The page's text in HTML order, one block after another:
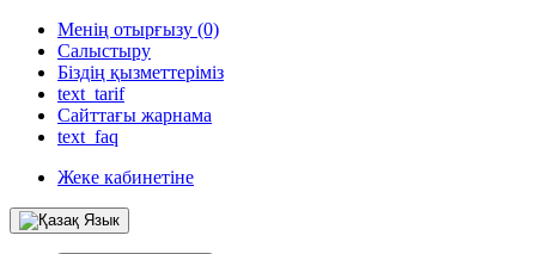
Менің отырғызу (0)
Салыстыру
Біздің қызметтеріміз
text_tarif
Сайттағы жарнама
text_faq
Жеке кабинетіне
Язык